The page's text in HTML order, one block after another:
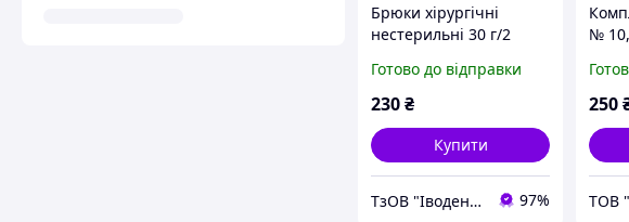
Брюки хірургічні
нестерильні 30 г/2
Готово до відправки
230₴
Купити
ТзОВ "Іводент" - Вироби медичного призначення 97%
№
250